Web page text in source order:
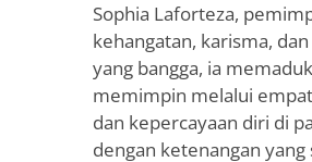
Sophia Laforteza,
kehangatan, karisma,
yang bangga, ia
memimpin melalui
dan kepercayaan diri di
dengan ketenangan